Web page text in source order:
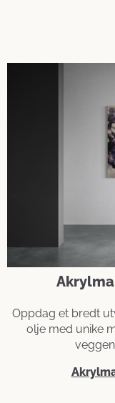
Oppdag et bredt
olje med unike